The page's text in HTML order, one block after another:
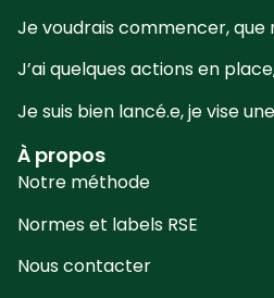
Je voudrais commencer, que
J’ai quelques actions en
Je suis bien lancé.e, je vise
À propos
Notre méthode
Normes et labels RSE
Nous contacter